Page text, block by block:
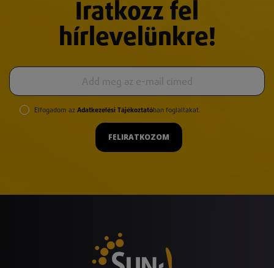
Iratkozz fel
hírlevelünkre!
Elfogadom az Adatkezelési Tájékoztatóban foglaltakat.
FELIRATKOZOM